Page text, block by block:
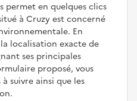
permet en quelques clics
à Cruzy est concerné
En
localisation exacte de
ses principales
proposé, vous
suivre ainsi que les